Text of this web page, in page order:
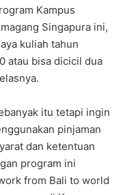
Kampus
Singapura ini,
kuliah tahun
atau bisa dicicil dua
itu tetapi ingin
pinjaman
dan ketentuan
program ini
from Bali to world